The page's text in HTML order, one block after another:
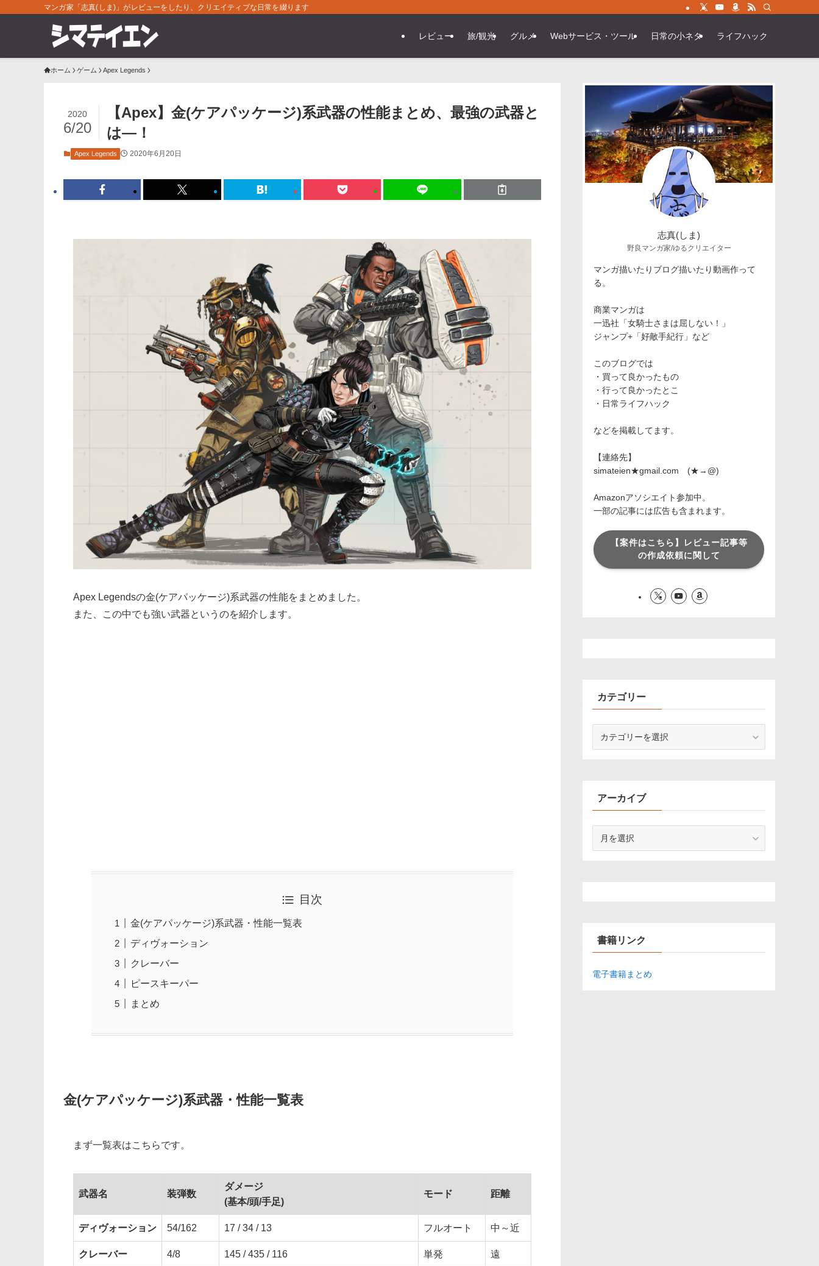
マンガ家「志真(しま)」がレビューをしたり、クリエイティブな日常を綴ります
レビュー 旅/観光 グルメ Webサービス・ツール 日常の小ネタ ライフハック
ホーム ゲーム Apex Legends
【Apex】金(ケアパッケージ)系武器の性能まとめ、最強の武器と
は―！
2020
6/20
Apex Legends 2020年6月20日
Apex Legendsの金(ケアパッケージ)系武器の性能をまとめました。
また、この中でも強い武器というのを紹介します。
目次
金(ケアパッケージ)系武器・性能一覧表
ディヴォーション
クレーバー
ピースキーパー
まとめ
金(ケアパッケージ)系武器・性能一覧表
まず一覧表はこちらです。
武器名 装弾数
ダメージ
(基本/頭/手足)
モード 距離
ディヴォーション 54/162 17 / 34 / 13 フルオート 中～近
クレーバー 4/8 145 / 435 / 116 単発 遠
志真(しま)
野良マンガ家/ゆるクリエイター
マンガ描いたりブログ描いたり動画作って
る。
商業マンガは
一迅社「女騎士さまは屈しない！」
ジャンプ+「好敵手紀行」など
このブログでは
・買って良かったもの
・行って良かったとこ
・日常ライフハック
などを掲載してます。
【連絡先】
simateien★gmail.com (★→@)
Amazonアソシエイト参加中。
一部の記事には広告も含まれます。
【案件はこちら】レビュー記事等
の作成依頼に関して
カテゴリー
アーカイブ
書籍リンク
電子書籍まとめ